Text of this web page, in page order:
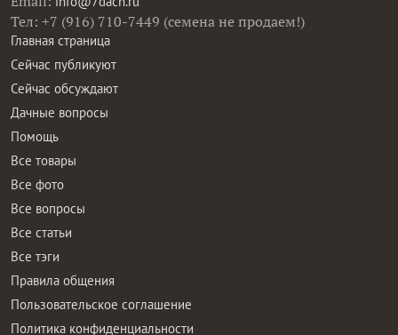
Тел: +7 (916) 710-7449 (семена не продаем!)
Главная страница
Сейчас публикуют
Сейчас обсуждают
Дачные вопросы
Помощь
Все товары
Все фото
Все вопросы
Все статьи
Все тэги
Правила общения
Пользовательское соглашение
Политика конфиденциальности